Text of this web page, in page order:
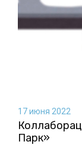
17 июня 2022
Парк»